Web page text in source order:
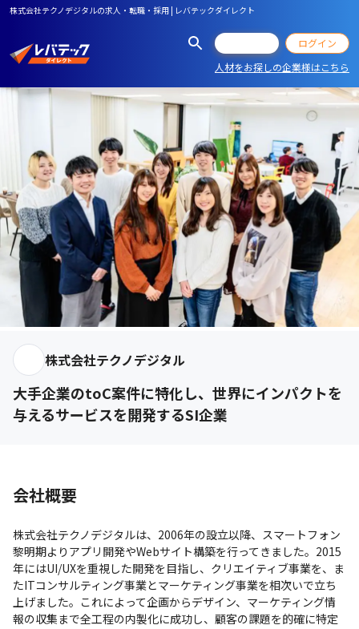
株式会社テクノデジタルの求人・転職・採用 | レバテックダイレクト
ログイン
人材をお探しの企業様はこちら
株式会社テクノデジタル
大手企業のtoC案件に特化し、世界にインパクトを
与えるサービスを開発するSI企業
会社概要
株式会社テクノデジタルは、2006年の設立以降、スマートフォン
黎明期よりアプリ開発やWebサイト構築を行ってきました。2015
年にはUI/UXを重視した開発を目指し、クリエイティブ事業を、ま
たITコンサルティング事業とマーケティング事業を相次いで立ち
上げました。これによって企画からデザイン、マーケティング情
報の収集まで全工程の内製化に成功し、顧客の課題を的確に特定